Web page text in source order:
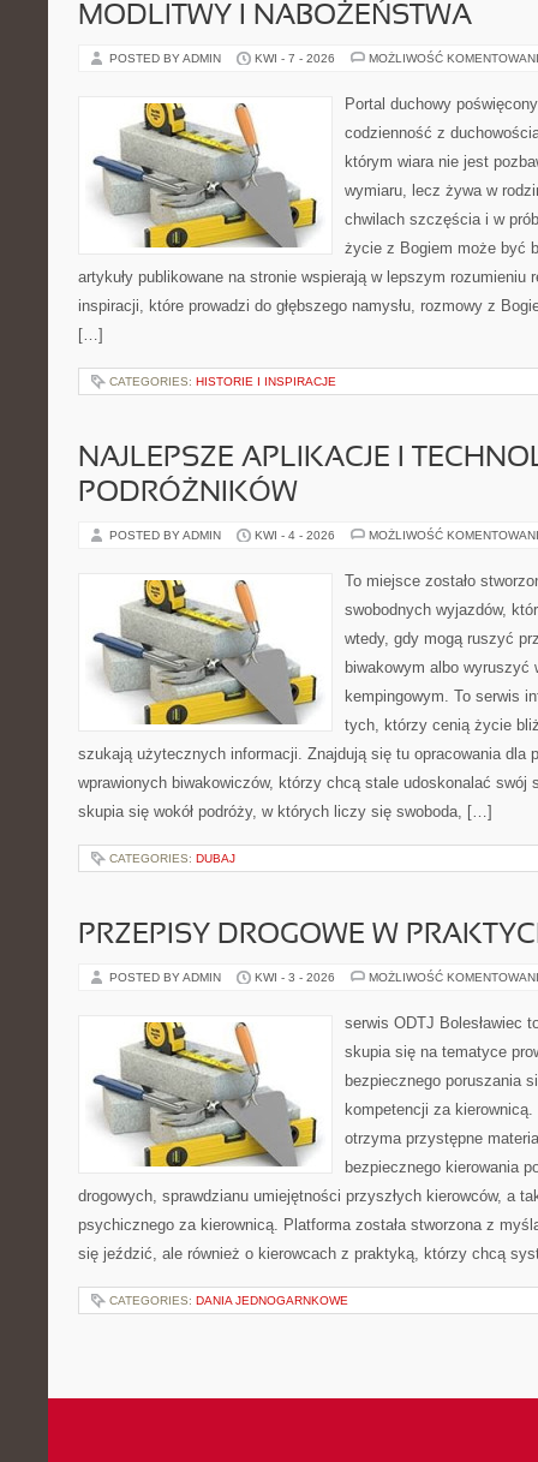
MODLITWY I NABOŻEŃSTWA
POSTED BY ADMIN KWI - 7 - 2026 MOŻLIWOŚĆ
Portal duchowy
codzienność z
którym wiara nie jest
wymiaru, lecz żywa w
chwilach szczęścia i w
życie z Bogiem może być
artykuły publikowane na stronie wspierają w lepszym rozumieniu
inspiracji, które prowadzi do głębszego namysłu, rozmowy z
[…]
CATEGORIES: HISTORIE I INSPIRACJE
NAJLEPSZE APLIKACJE I
PODRÓŻNIKÓW
POSTED BY ADMIN KWI - 4 - 2026 MOŻLIWOŚĆ
To miejsce zostało
swobodnych wyjazdów,
wtedy, gdy mogą ruszyć
biwakowym albo wyruszyć
kempingowym. To serwis
tych, którzy cenią życie
szukają użytecznych informacji. Znajdują się tu opracowania dla
wprawionych biwakowiczów, którzy chcą stale udoskonalać swój
skupia się wokół podróży, w których liczy się swoboda, […]
CATEGORIES: DUBAJ
PRZEPISY DROGOWE W
POSTED BY ADMIN KWI - 3 - 2026 MOŻLIWOŚĆ
serwis ODTJ Bolesławiec
skupia się na tematyce
bezpiecznego poruszania
kompetencji za
otrzyma przystępne
bezpiecznego kierowania
drogowych, sprawdzianu umiejętności przyszłych kierowców, a
psychicznego za kierownicą. Platforma została stworzona z
się jeździć, ale również o kierowcach z praktyką, którzy chcą
CATEGORIES: DANIA JEDNOGARNKOWE